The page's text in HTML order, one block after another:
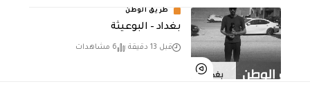
طريق الوطن
بغداد – البوعيثة
قبل 13 دقيقة 6 مشاهدات